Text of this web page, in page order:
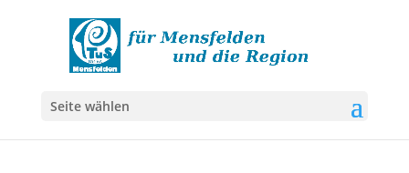
Seite wählen